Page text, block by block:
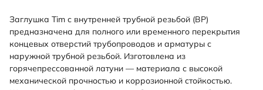
Заглушка Tim с внутренней трубной резьбой (ВР)
предназначена для полного или временного перекрытия
концевых отверстий трубопроводов и арматуры с
наружной трубной резьбой. Изготовлена из
горячепрессованной латуни — материала с высокой
механической прочностью и коррозионной стойкостью.